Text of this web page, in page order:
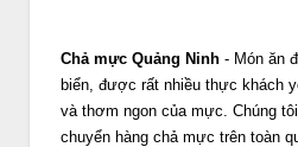
Chả mực Quảng Ninh - Món ăn
biển, được rất nhiều thực khách
và thơm ngon của mực. Chúng
chuyển hàng chả mực trên toàn